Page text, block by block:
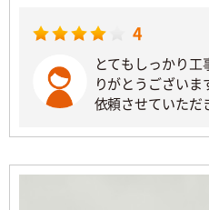
4
とてもしっかり
りがとうござい
依頼させていただ